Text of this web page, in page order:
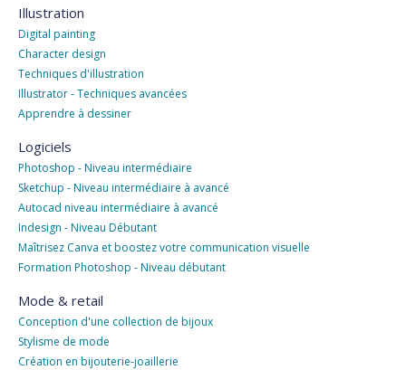
Illustration
Digital painting
Character design
Techniques d'illustration
Illustrator - Techniques avancées
Apprendre à dessiner
Logiciels
Photoshop - Niveau intermédiaire
Sketchup - Niveau intermédiaire à avancé
Autocad niveau intermédiaire à avancé
Indesign - Niveau Débutant
Maîtrisez Canva et boostez votre communication visuelle
Formation Photoshop - Niveau débutant
Mode & retail
Conception d'une collection de bijoux
Stylisme de mode
Création en bijouterie-joaillerie